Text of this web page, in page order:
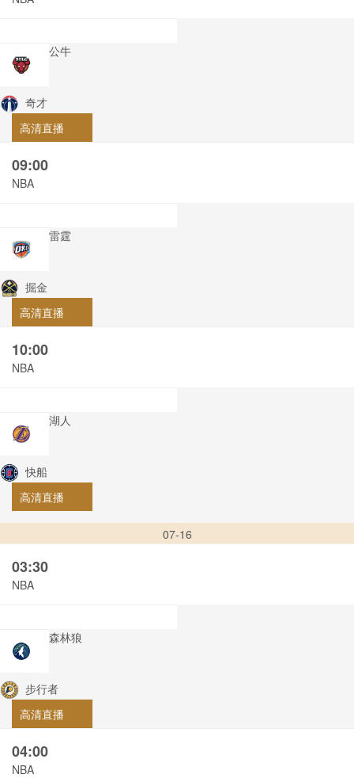
公牛
奇才
高清直播
09:00
NBA
雷霆
掘金
高清直播
10:00
NBA
湖人
快船
高清直播
07-16
03:30
NBA
森林狼
步行者
高清直播
04:00
NBA